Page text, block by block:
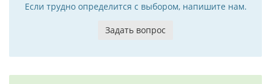
Если трудно определится с выбором, напишите нам.
Задать вопрос